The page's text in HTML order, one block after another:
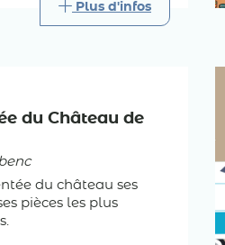
Plus d'infos
du Château de
du château ses
pièces les plus